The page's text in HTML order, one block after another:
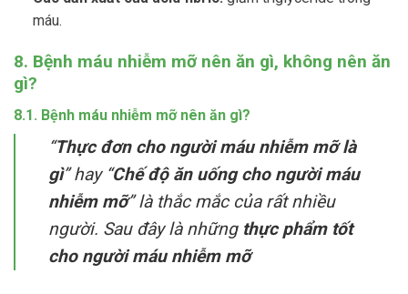
máu.
8. Bệnh máu nhiễm mỡ nên ăn gì, không nên ăn
gì?
8.1. Bệnh máu nhiễm mỡ nên ăn gì?
“Thực đơn cho người máu nhiễm mỡ là
gì” hay “Chế độ ăn uống cho người máu
nhiễm mỡ” là thắc mắc của rất nhiều
người. Sau đây là những thực phẩm tốt
cho người máu nhiễm mỡ